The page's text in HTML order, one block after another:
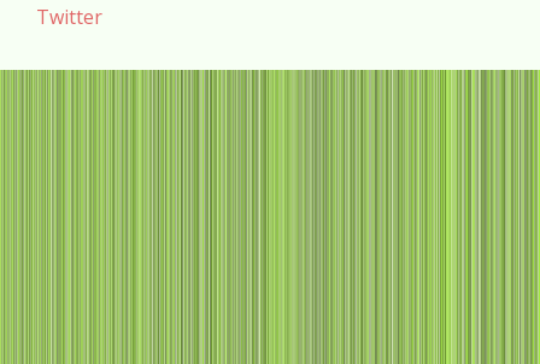
Twitter